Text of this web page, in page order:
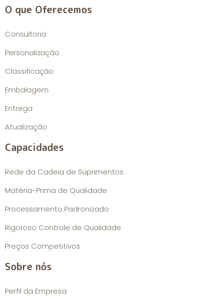
O que Oferecemos
Consultoria
Personalização
Classificação
Embalagem
Entrega
Atualização
Capacidades
Rede da Cadeia de Suprimentos
Matéria-Prima de Qualidade
Processamento Padronizado
Rigoroso Controle de Qualidade
Preços Competitivos
Sobre nós
Perfil da Empresa